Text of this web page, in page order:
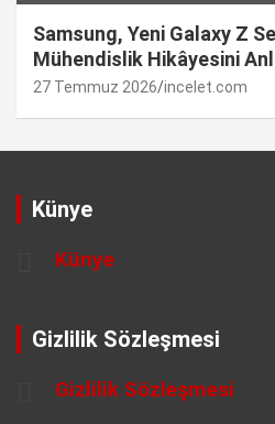
Samsung, Yeni Galaxy Z
Mühendislik Hikâyesini
27 Temmuz 2026 incelet.com
Künye
Künye
Gizlilik Sözleşmesi
Gizlilik Sözleşmesi